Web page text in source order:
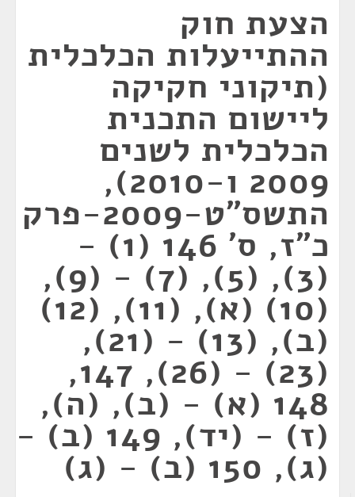
הצעת חוק
ההתייעלות הכלכלית
(תיקוני חקיקה
ליישום התכנית
הכלכלית לשנים
2009 ו-2010),
התשס"ט-2009-פרק
כ"ז, ס' 146 (1) -
(3), (5), (7) - (9),
(10) (א), (11), (12)
(ב), (13) - (21),
(23) - (26), 147,
148 (א) - (ב), (ה),
(ז) - (יד), 149 (ב) -
(ג), 150 (ב) - (ג)